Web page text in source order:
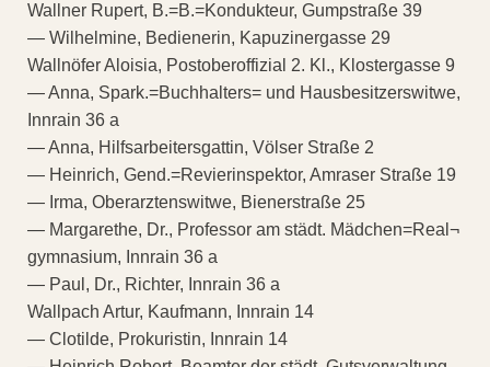
Wallner Rupert, B.=B.=Kondukteur, Gumpstraße 39
— Wilhelmine, Bedienerin, Kapuzinergasse 29
Wallnöfer Aloisia, Postoberoffizial 2. Kl., Klostergasse 9
— Anna, Spark.=Buchhalters= und Hausbesitzerswitwe,
Innrain 36 a
— Anna, Hilfsarbeitersgattin, Völser Straße 2
— Heinrich, Gend.=Revierinspektor, Amraser Straße 19
— Irma, Oberarztenswitwe, Bienerstraße 25
— Margarethe, Dr., Professor am städt. Mädchen=Real¬
gymnasium, Innrain 36 a
— Paul, Dr., Richter, Innrain 36 a
Wallpach Artur, Kaufmann, Innrain 14
— Clotilde, Prokuristin, Innrain 14